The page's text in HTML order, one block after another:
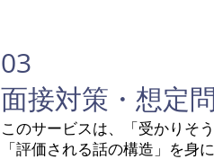
03
面接対策・想定
このサービスは、「受かりそ
「評価される話の構造」を身